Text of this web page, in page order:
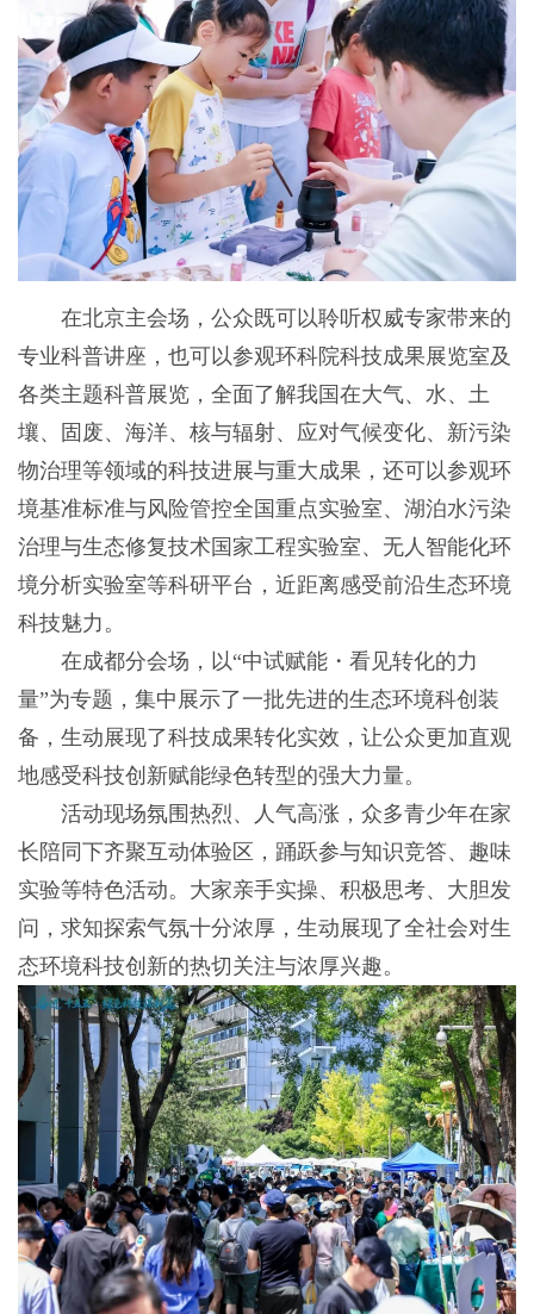
在北京主会场，公众既可以聆听权威专家带来的
专业科普讲座，也可以参观环科院科技成果展览室及
各类主题科普展览，全面了解我国在大气、水、土
壤、固废、海洋、核与辐射、应对气候变化、新污染
物治理等领域的科技进展与重大成果，还可以参观环
境基准标准与风险管控全国重点实验室、湖泊水污染
治理与生态修复技术国家工程实验室、无人智能化环
境分析实验室等科研平台，近距离感受前沿生态环境
科技魅力。
在成都分会场，以“中试赋能・看见转化的力
量”为专题，集中展示了一批先进的生态环境科创装
备，生动展现了科技成果转化实效，让公众更加直观
地感受科技创新赋能绿色转型的强大力量。
活动现场氛围热烈、人气高涨，众多青少年在家
长陪同下齐聚互动体验区，踊跃参与知识竞答、趣味
实验等特色活动。大家亲手实操、积极思考、大胆发
问，求知探索气氛十分浓厚，生动展现了全社会对生
态环境科技创新的热切关注与浓厚兴趣。